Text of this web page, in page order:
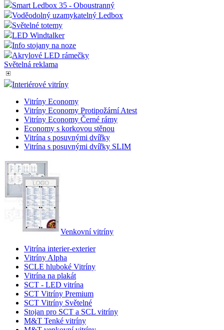
Smart Ledbox 35 - Oboustranný
Voděodolný uzamykatelný Ledbox
Světelné totemy
LED Windtalker
Info stojany na noze
Akrylové LED rámečky
Světelná reklama
Interiérové vitríny
Vitríny Economy
Vitríny Economy Protipožární Atest
Vitríny Economy Černé rámy
Economy s korkovou stěnou
Vitrína s posuvnými dvířky
Vitrína s posuvnými dvířky SLIM
Venkovní vitríny
Vitrína interier-exterier
Vitríny Alpha
SCLE hluboké Vitríny
Vitrína na plakát
SCT - LED vitrína
SCT Vitríny Premium
SCT Vitríny Světelné
Stojan pro SCT a SCL vitríny
M&T Tenké vitríny